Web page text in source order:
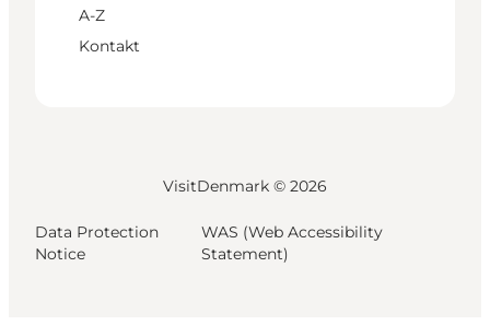
A-Z
Kontakt
VisitDenmark © 2026
Data Protection
Notice
WAS (Web Accessibility
Statement)